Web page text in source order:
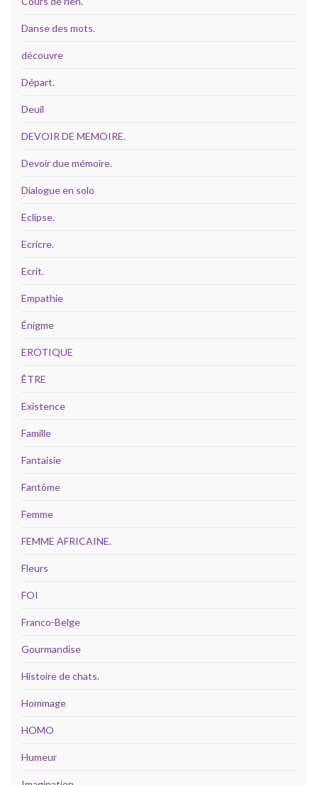
Danse des mots.
découvre
Départ.
Deuil
DEVOIR DE MEMOIRE.
Devoir due mémoire.
Dialogue en solo
Eclipse.
Ecricre.
Ecrit.
Empathie
Énigme
EROTIQUE
ÊTRE
Existence
Famille
Fantaisie
Fantôme
Femme
FEMME AFRICAINE.
Fleurs
FOI
Franco-Belge
Gourmandise
Histoire de chats.
Hommage
HOMO
Humeur